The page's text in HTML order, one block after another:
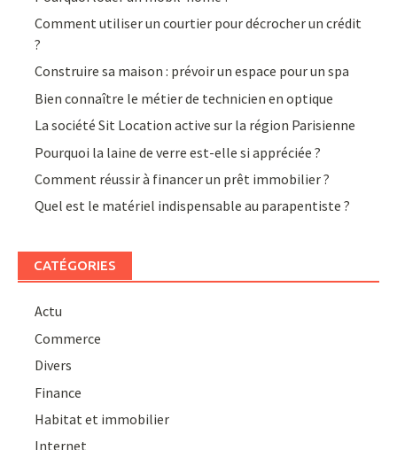
Comment utiliser un courtier pour décrocher un crédit
?
Construire sa maison : prévoir un espace pour un spa
Bien connaître le métier de technicien en optique
La société Sit Location active sur la région Parisienne
Pourquoi la laine de verre est-elle si appréciée ?
Comment réussir à financer un prêt immobilier ?
Quel est le matériel indispensable au parapentiste ?
CATÉGORIES
Actu
Commerce
Divers
Finance
Habitat et immobilier
Internet